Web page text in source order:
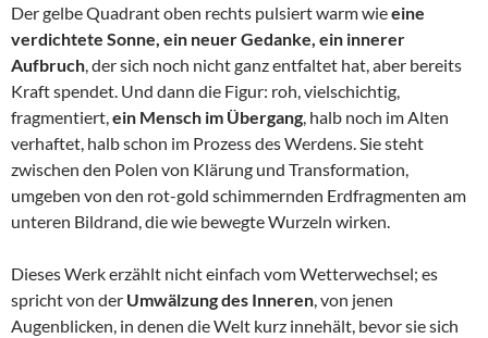
Der gelbe Quadrant oben rechts pulsiert warm wieeine
verdichtete Sonne, ein neuer Gedanke, ein innerer
Aufbruch , der sich noch nicht ganz entfaltet hat, aber bereits
Kraft spendet. Und dann die Figur: roh, vielschichtig,
fragmentiert, ein Mensch im Übergang , halb noch im Alten
verhaftet, halb schon im Prozess des Werdens. Sie steht
zwischen den Polen von Klärung und Transformation,
umgeben von den rot-gold schimmernden Erdfragmenten am
unteren Bildrand, die wie bewegte Wurzeln wirken.
Dieses Werk erzählt nicht einfach vom Wetterwechsel; es
spricht von der Umwälzung des Inneren , von jenen
Augenblicken, in denen die Welt kurz innehält, bevor sie sich